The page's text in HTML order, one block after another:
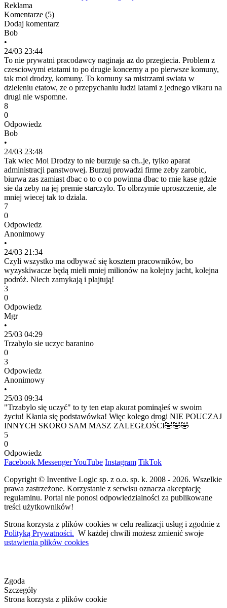
Reklama
Komentarze (5)
Dodaj komentarz
Bob
•
24/03 23:44
To nie prywatni pracodawcy naginaja az do przegiecia. Problem z
czesciowymi etatami to po drugie koncerny a po pierwsze komuny,
tak moi drodzy, komuny. To komuny sa mistrzami swiata w
dzieleniu etatow, ze o przepychaniu ludzi latami z jednego vikaru na
drugi nie wspomne.
8
0
Odpowiedz
Bob
•
24/03 23:48
Tak wiec Moi Drodzy to nie burzuje sa ch..je, tylko aparat
administracji panstwowej. Burzuj prowadzi firme zeby zarobic,
biurwa zas zamiast dbac o to o co powinna dbac to rnie kase gdzie
sie da zeby na jej premie starczylo. To olbrzymie uproszczenie, ale
mniej wiecej tak to dziala.
7
0
Odpowiedz
Anonimowy
•
24/03 21:34
Czyli wszystko ma odbywać się kosztem pracowników, bo
wyzyskiwacze będą mieli mniej milionów na kolejny jacht, kolejna
podróż. Niech zamykają i plajtują!
3
0
Odpowiedz
Mgr
•
25/03 04:29
Trzabylo sie uczyc baranino
0
3
Odpowiedz
Anonimowy
•
25/03 09:34
"Trzabylo się uczyć" to ty ten etap akurat pominąłeś w swoim
życiu! Kłania się podstawówka! Więc kolego drogi NIE POUCZAJ
INNYCH SKORO SAM MASZ ZALEGŁOŚCI🤣🤣🤣
5
0
Odpowiedz
Facebook MessengerYouTube Instagram TikTok
Copyright © Inventive Logic sp. z o.o. sp. k. 2008 - 2026. Wszelkie
prawa zastrzeżone. Korzystanie z serwisu oznacza akceptację
regulaminu. Portal nie ponosi odpowiedzialności za publikowane
treści użytkowników!
Strona korzysta z plików cookies w celu realizacji usług i zgodnie z
Polityką Prywatności. W każdej chwili możesz zmienić swoje
ustawienia plików cookies
Zgoda
Szczegóły
Strona korzysta z plików cookie